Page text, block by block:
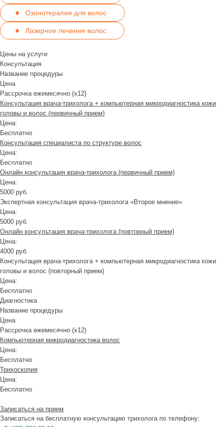
Озонотерапия для волос
Лазерное лечение волос
Цены на услуги
Консультация
Название процедуры
Цена
Рассрочка ежемесячно (x12)
Консультация врача-трихолога + компьютерная микродиагностика кожи
головы и волос (первичный прием)
Цена:
Бесплатно
Консультация специалиста по структуре волос
Цена:
Бесплатно
Онлайн консультация врача-трихолога (первичный прием)
Цена:
5000 руб.
Экспертная консультация врача-трихолога «Второе мнение»
Цена:
5000 руб.
Онлайн консультация врача-трихолога (повторный прием)
Цена:
4000 руб.
Консультация врача-трихолога + компьютерная микродиагностика кожи
головы и волос (повторный прием)
Цена:
Бесплатно
Диагностика
Название процедуры
Цена
Рассрочка ежемесячно (x12)
Компьютерная микродиагностика волос
Цена:
Бесплатно
Трихоскопия
Цена:
Бесплатно
Записаться на прием
Записаться на бесплатную консультацию трихолога по телефону: